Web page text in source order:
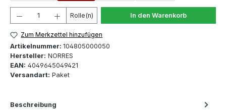
Produkt Anzahl: Gib den gewünschten Wert ein
Rolle(n) In den Warenkorb
Zum Merkzettel hinzufügen
Artikelnummer: 104805000050
Hersteller: NORRES
EAN: 4049645049421
Versandart: Paket
Beschreibung